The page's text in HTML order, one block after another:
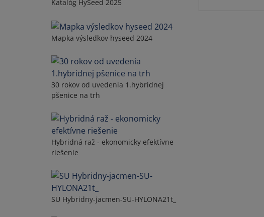
Katalóg HySeed 2025
Mapka výsledkov hyseed 2024
30 rokov od uvedenia 1.hybridnej
pšenice na trh
Hybridná raž - ekonomicky efektívne
riešenie
SU Hybridny-jacmen-SU-HYLONA21t_